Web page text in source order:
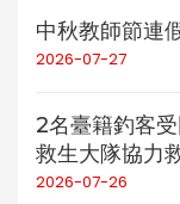
中秋教師節連
2026-07-27
2名臺籍釣客
救生大隊協力
2026-07-26